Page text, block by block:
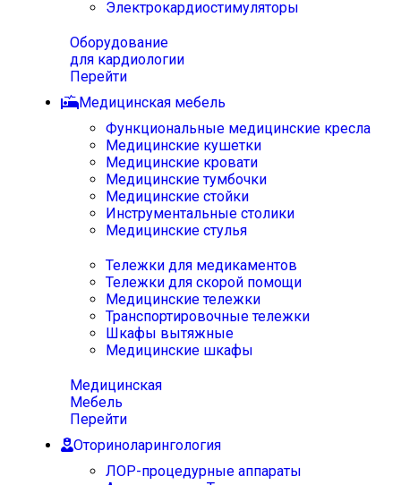
Электрокардиостимуляторы
Оборудование
для кардиологии
Перейти
Медицинская мебель
Функциональные медицинские кресла
Медицинские кушетки
Медицинские кровати
Медицинские тумбочки
Медицинские стойки
Инструментальные столики
Медицинские стулья
Тележки для медикаментов
Тележки для скорой помощи
Медицинские тележки
Транспортировочные тележки
Шкафы вытяжные
Медицинские шкафы
Медицинская
Мебель
Перейти
Оториноларингология
ЛОР-процедурные аппараты